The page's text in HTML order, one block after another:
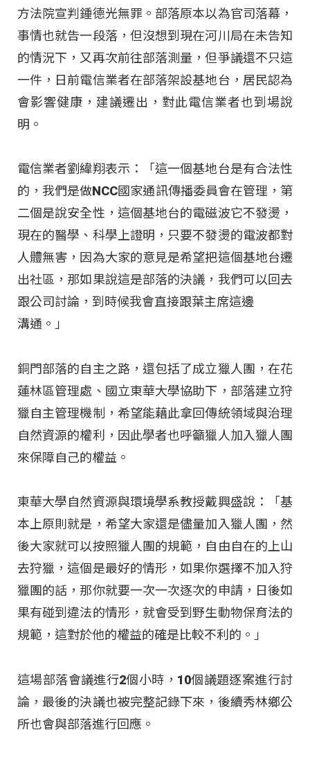
方法院宣判鍾德光無罪。部落原本以為官司落幕，
事情也就告一段落，但沒想到現在河川局在未告知
的情況下，又再次前往部落測量，但爭議還不只這
一件，日前電信業者在部落架設基地台，居民認為
會影響健康，建議遷出，對此電信業者也到場說
明。
電信業者劉緯翔表示：「這一個基地台是有合法性
的，我們是做NCC國家通訊傳播委員會在管理，第
二個是說安全性，這個基地台的電磁波它不發燙，
現在的醫學、科學上證明，只要不發燙的電波都對
人體無害，因為大家的意見是希望把這個基地台遷
出社區，那如果說這是部落的決議，我們可以回去
跟公司討論，到時候我會直接跟葉主席這邊
溝通。」
銅門部落的自主之路，還包括了成立獵人團，在花
蓮林區管理處、國立東華大學協助下，部落建立狩
獵自主管理機制，希望能藉此拿回傳統領域與治理
自然資源的權利，因此學者也呼籲獵人加入獵人團
來保障自己的權益。
東華大學自然資源與環境學系教授戴興盛說：「基
本上原則就是，希望大家還是儘量加入獵人團，然
後大家就可以按照獵人團的規範，自由自在的上山
去狩獵，這個是最好的情形，如果你選擇不加入狩
獵團的話，那你就要一次一次逐次的申請，日後如
果有碰到違法的情形，就會受到野生動物保育法的
規範，這對於他的權益的確是比較不利的。」
這場部落會議進行2個小時，10個議題逐案進行討
論，最後的決議也被完整記錄下來，後續秀林鄉公
所也會與部落進行回應。